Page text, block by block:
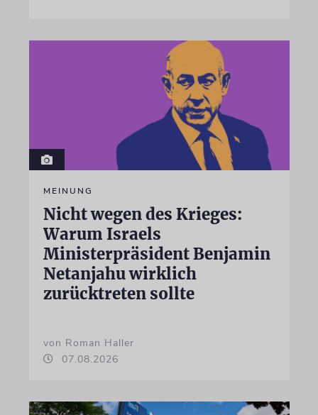
MEINUNG
Nicht wegen des Krieges:
Warum Israels
Ministerpräsident Benjamin
Netanjahu wirklich
zurücktreten sollte
von Roman Haller
07.08.2026